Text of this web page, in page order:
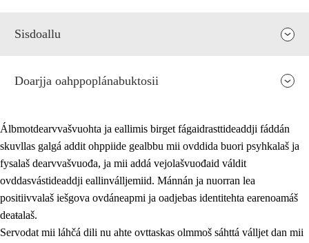
Sisdoallu
Doarjja oahppoplánabuktosii
Álbmotdearvvašvuohta ja eallimis birget fágaidrasttideaddji fáddán
skuvllas galgá addit ohppiide gealbbu mii ovddida buori psyhkalaš ja
fysalaš dearvvašvuođa, ja mii addá vejolašvuođaid váldit
ovddasvástideaddji eallinválljemiid. Mánnán ja nuorran lea
positiivvalaš iešgova ovdáneapmi ja oadjebas identitehta earenoamáš
deaŧalaš.
Servodat mii láhčá dili nu ahte ovttaskas olmmoš sáhttá válljet dan mii